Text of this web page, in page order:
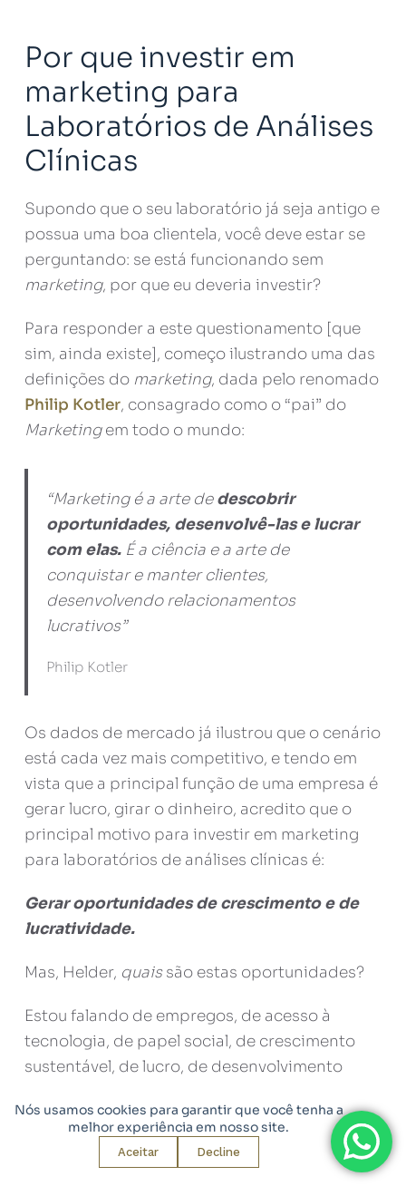
Nós usamos cookies para garantir que você tenha a
melhor experiência em nosso site.
Aceitar Decline
Por que investir em
marketing para
Laboratórios de Análises
Clínicas
Supondo que o seu laboratório já seja antigo e
possua uma boa clientela, você deve estar se
perguntando: se está funcionando sem
marketing, por que eu deveria investir?
Para responder a este questionamento [que
sim, ainda existe], começo ilustrando uma das
definições do marketing, dada pelo renomado
Philip Kotler, consagrado como o “pai” do
Marketingem todo o mundo:
“Marketing é a arte dedescobrir
oportunidades, desenvolvê-las e lucrar
com elas.É a ciência e a arte de
conquistar e manter clientes,
desenvolvendo relacionamentos
lucrativos”
Philip Kotler
Os dados de mercado já ilustrou que o cenário
está cada vez mais competitivo, e tendo em
vista que a principal função de uma empresa é
gerar lucro, girar o dinheiro, acredito que o
principal motivo para investir em marketing
para laboratórios de análises clínicas é:
Gerar oportunidades de crescimento e de
lucratividade.
Mas, Helder, quaissão estas oportunidades?
Estou falando de empregos, de acesso à
tecnologia, de papel social, de crescimento
sustentável, de lucro, de desenvolvimento
10 estratégias de